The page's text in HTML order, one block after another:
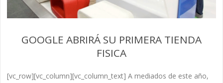
GOOGLE ABRIRÁ SU PRIMERA TIENDA
FISICA
[vc_row][vc_column][vc_column_text] A mediados de este año,